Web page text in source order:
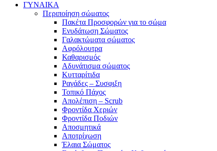
ΓΥΝΑΙΚΑ
Περιποίηση σώματος
Πακέτα Προσφορών για το σώμα
Ενυδάτωση Σώματος
Γαλακτώματα σώματος
Αφρόλουτρα
Καθαρισμός
Αδυνάτισμα σώματος
Κυτταρίτιδα
Ραγάδες – Συσφιξη
Τοπικό Πάχος
Απολέπιση – Scrub
Φροντίδα Χεριών
Φροντίδα Ποδιών
Αποσμητικά
Αποτρίχωση
Έλαια Σώματος